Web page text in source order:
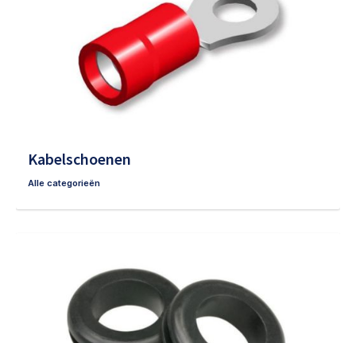
Kabelschoenen
Alle categorieën